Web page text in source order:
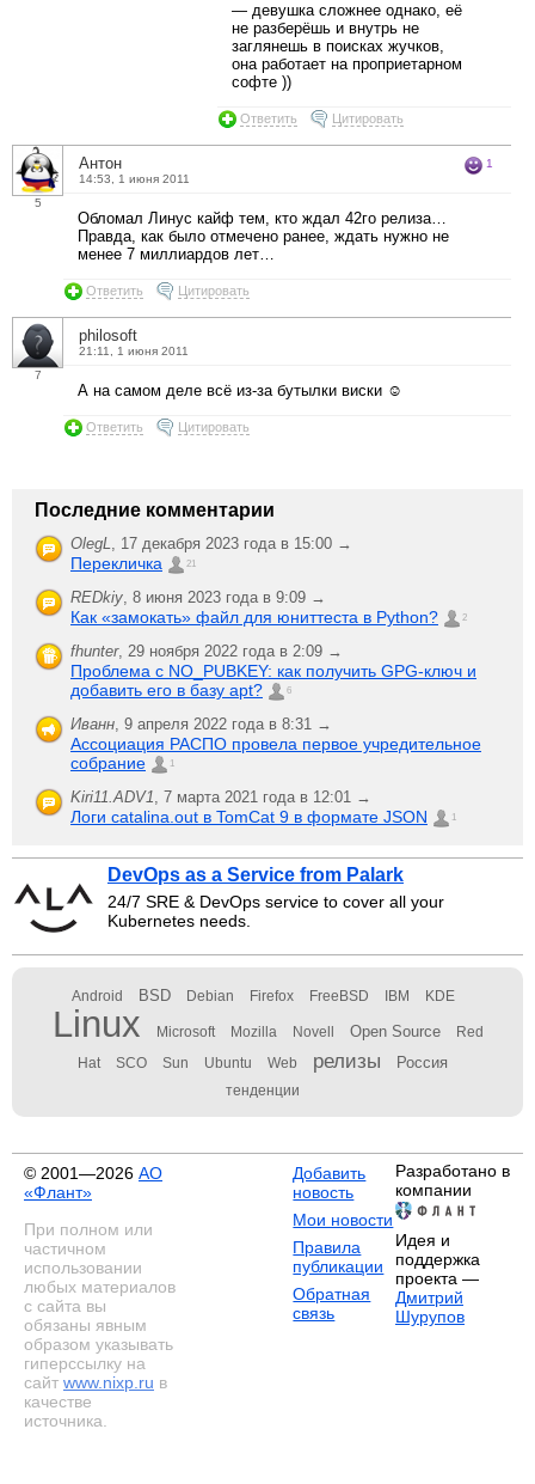
— девушка сложнее однако, её
не разберёшь и внутрь не
заглянешь в поисках жучков,
она работает на проприетарном
софте ))
Ответить Цитировать
5
Антон
14:53, 1 июня 2011
1
Обломал Линус кайф тем, кто ждал 42го релиза…
Правда, как было отмечено ранее, ждать нужно не
менее 7 миллиардов лет…
Ответить Цитировать
7
philosoft
21:11, 1 июня 2011
А на самом деле всё из-за бутылки виски ☺
Ответить Цитировать
Последние комментарии
OlegL 17 декабря 2023 года в 15:00 →
Перекличка 21
REDkiy 8 июня 2023 года в 9:09 →
Как «замокать» файл для юниттеста в Python? 2
fhunter, 29 ноября 2022 года в 2:09 →
Проблема с NO_PUBKEY: как получить GPG-ключ и
добавить его в базу apt?
6
Иванн 9 апреля 2022 года в 8:31 →
Ассоциация РАСПО провела первое учредительное
собрание
1
Kiri11.ADV1 7 марта 2021 года в 12:01 →
Логи catalina.out в TomCat 9 в формате JSON 1
DevOps as a Service from Palark
24/7 SRE & DevOps service to cover all your
Kubernetes needs.
Android BSD Debian Firefox FreeBSD IBM KDE
Linux Microsoft Mozilla Novell Open Source Red
Hat SCO Sun Ubuntu Web релизы Россия
тенденции
© 2001—2026 АО
«Флант»
При полном или
частичном
использовании
любых материалов
с сайта вы
обязаны явным
образом указывать
гиперссылку на
сайт www.nixp.ru в
качестве
источника.
Добавить
новость
Мои новости
Правила
публикации
Обратная
связь
Разработано в
компании
Идея и
поддержка
проекта —
Дмитрий
Шурупов